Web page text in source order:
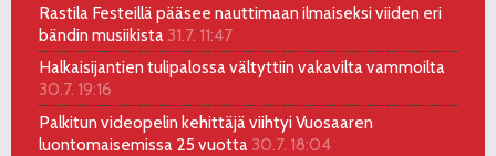
Rastila Festeillä pääsee nauttimaan ilmaiseksi viiden eri
bändin musiikista 31.7. 11:47
Halkaisijantien tulipalossa vältyttiin vakavilta vammoilta
30.7. 19:16
Palkitun videopelin kehittäjä viihtyi Vuosaaren
luontomaisemissa 25 vuotta 30.7. 18:04